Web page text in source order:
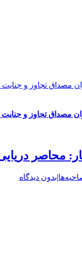
مصداق تجاوز و
مصداق تجاوز و
محاصر
|بدون دیدگاه